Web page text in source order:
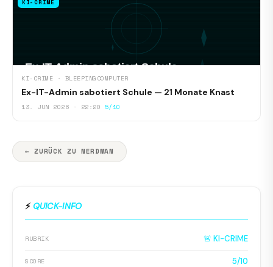
KI-CRIME
KI-CRIME · BLEEPINGCOMPUTER
Ex-IT-Admin sabotiert Schule — 21 Monate Knast
13. JUN 2026 · 22:20 5/10
← ZURÜCK ZU NERDMAN
⚡ QUICK-INFO
RUBRIK 🚨 KI-CRIME
SCORE 5/10